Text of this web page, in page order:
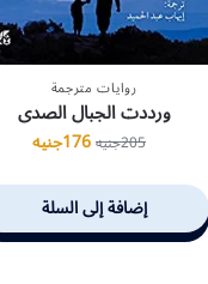
روايات مترجمة
ورددت الجبال الصدى
205جنيه176جنيه
إضافة إلى السلة